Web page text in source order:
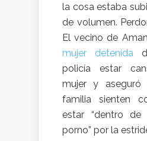
la cosa estaba
de volumen.
El vecino de
mujer detenida
policía estar
mujer y
familia sienten
estar “dentro de
porno” por la